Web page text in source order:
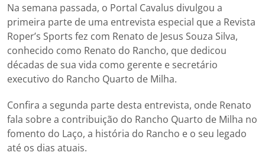
Na semana passada, o Portal Cavalus divulgou a
primeira parte de uma entrevista especial que a Revista
Roper’s Sports fez com Renato de Jesus Souza Silva,
conhecido como Renato do Rancho, que dedicou
décadas de sua vida como gerente e secretário
executivo do Rancho Quarto de Milha.
Confira a segunda parte desta entrevista, onde Renato
fala sobre a contribuição do Rancho Quarto de Milha no
fomento do Laço, a história do Rancho e o seu legado
até os dias atuais.